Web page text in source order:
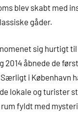
blev skabt med
gåder.
sig hurtigt
2014 åbnede de
i København
lokale og turister
fyldt med